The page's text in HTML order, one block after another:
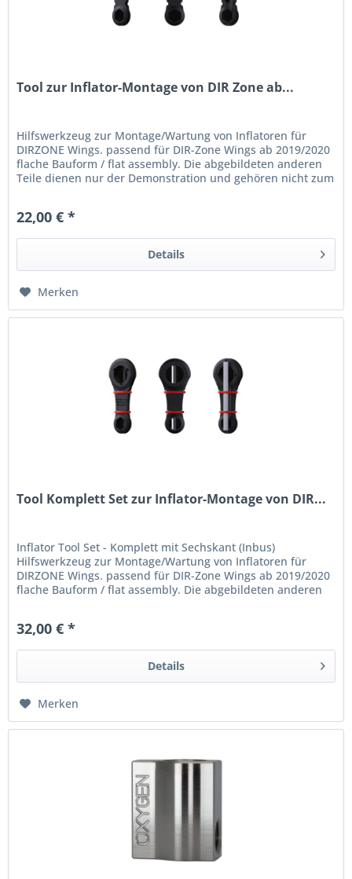
Tool zur Inflator-Montage von DIR Zone ab...
Hilfswerkzeug zur Montage/Wartung von Inflatoren für
DIRZONE Wings. passend für DIR-Zone Wings ab 2019/2020
flache Bauform / flat assembly. Die abgebildeten anderen
Teile dienen nur der Demonstration und gehören nicht zum
22,00 € *
Details
Merken
Tool Komplett Set zur Inflator-Montage von DIR...
Inflator Tool Set - Komplett mit Sechskant (Inbus)
Hilfswerkzeug zur Montage/Wartung von Inflatoren für
DIRZONE Wings. passend für DIR-Zone Wings ab 2019/2020
flache Bauform / flat assembly. Die abgebildeten anderen
32,00 € *
Details
Merken